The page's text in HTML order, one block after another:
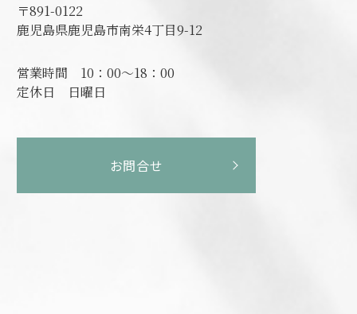
〒891-0122
鹿児島県鹿児島市南栄4丁目9-12
営業時間 10：00～18：00
定休日
日曜日
お問合せ